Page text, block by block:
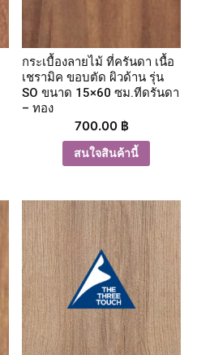
กระเบื้องลายไม้ ที่ครันดา เนื้อ
เชรามิค ขอบตัด ผิวด้าน รุ่น
SO ขนาด 15×60 ซม.ทีดรันดา
– ทอง
700.00 ฿
สนใจสินค้านี้